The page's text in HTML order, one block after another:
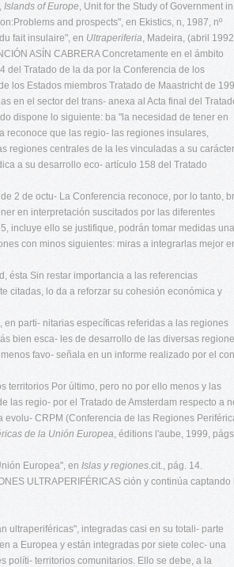
Islands of Europe, Unit for the Study of Government in
and prospects", en Ekistics, n, 1987, nº
fait insulaire", en Ultraperiferia, Madeira, (abril
ASÍN CABRERA Concretamente en el ámbito
del Tratado de la da por la Conferencia de los
los Estados miembros Tratado de Maastricht de
en el sector del trans- anexa al Acta final del
dispone lo siguiente: ba "la necesidad de tener en
reconoce que las regio- las regiones insulares,
regiones centrales de la les vinculadas a su carácter
a su desarrollo eco- artículo 158 del Tratado
2 de octu- La Conferencia reconoce, por lo tanto,
en interpretación suscitados por las diferentes
incluye ello se justifique, podrán tomar medidas una
con minos siguientes: miras a integrarlas mejor
ésta Sin restar importancia a las referencias
citadas, lo da a reforzar su cohesión económica y
parti- nitarias específicas referidas a las regiones
bien esca- les de desarrollo de las diversas
favo- señala en un informe realizado por el
territorios Por último, pero no por ello menos y las
las regio- por el Tratado de Amsterdam respecto a
CRPM (Conferencia de las Regiones
de la Unión Europea, éditions l'aube, 1999,
Europea", en Islas y regiones.cit., pág. 14.
ULTRAPERIFÉRICAS ción y continúa captando
ultraperiféricas", integradas casi en su totali- parte
a Europea y están integradas por siete colec- una
políti- territorios comunitarios. Ello se debe, a la